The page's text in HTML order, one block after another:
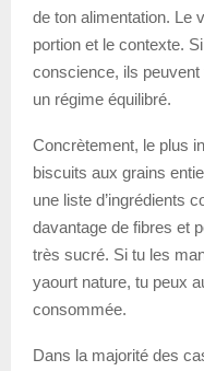
de ton alimentation. Le
portion et le contexte.
conscience, ils
un régime équilibré.
Concrètement, le plus
biscuits aux grains
une liste d’ingrédients
davantage de fibres et
très sucré. Si tu les
yaourt nature, tu peux
consommée.
Dans la majorité des